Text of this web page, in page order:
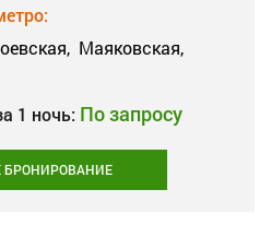
Маяковская,
1 ночь: По запросу
БРОНИРОВАНИЕ